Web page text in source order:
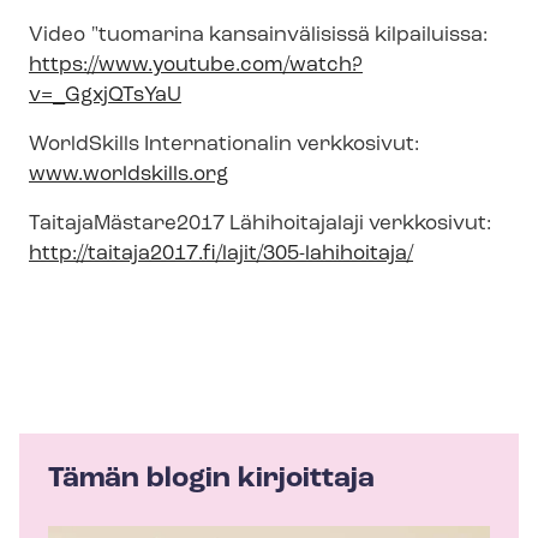
Video "tuomarina kansainvälisissä kilpailuissa:
https://www.youtube.com/watch?
v=_GgxjQTsYaU
WorldSkills Internationalin verkkosivut:
www.worldskills.org
TaitajaMästare2017 Lähihoitajalaji verkkosivut:
http://taitaja2017.fi/lajit/305-lahihoitaja/
Tämän blogin kirjoittaja